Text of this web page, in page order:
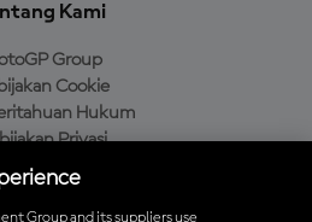
Kami
Group
Cookie
Hukum
Privasi
Pembelian
Group and its suppliers use